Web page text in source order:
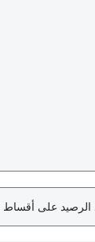
الرصيد على أقساط